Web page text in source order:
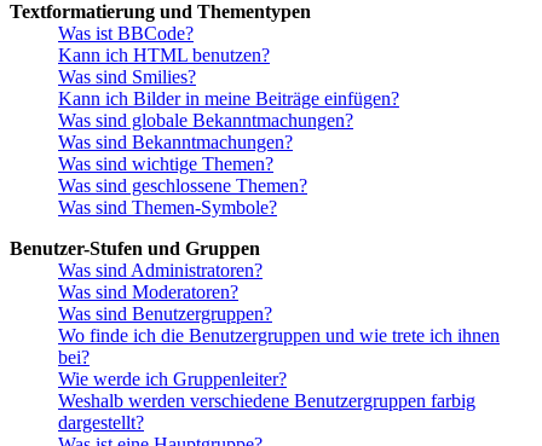
Textformatierung und Thementypen
Was ist BBCode?
Kann ich HTML benutzen?
Was sind Smilies?
Kann ich Bilder in meine Beiträge einfügen?
Was sind globale Bekanntmachungen?
Was sind Bekanntmachungen?
Was sind wichtige Themen?
Was sind geschlossene Themen?
Was sind Themen-Symbole?
Benutzer-Stufen und Gruppen
Was sind Administratoren?
Was sind Moderatoren?
Was sind Benutzergruppen?
Wo finde ich die Benutzergruppen und wie trete ich ihnen
bei?
Wie werde ich Gruppenleiter?
Weshalb werden verschiedene Benutzergruppen farbig
dargestellt?